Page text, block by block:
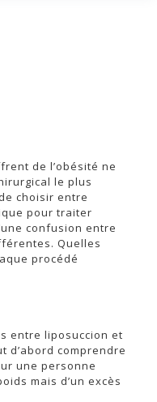
de l’obésité ne
le plus
choisir entre
pour traiter
confusion entre
Quelles
procédé
entre liposuccion et
comprendre
une personne
mais d’un excès